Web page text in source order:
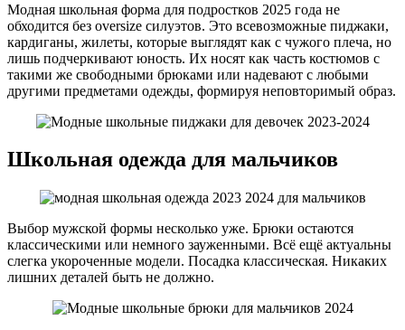
Модная школьная форма для подростков 2025 года не
обходится без oversize силуэтов. Это всевозможные пиджаки,
кардиганы, жилеты, которые выглядят как с чужого плеча, но
лишь подчеркивают юность. Их носят как часть костюмов с
такими же свободными брюками или надевают с любыми
другими предметами одежды, формируя неповторимый образ.
Школьная одежда для мальчиков
Выбор мужской формы несколько уже. Брюки остаются
классическими или немного зауженными. Всё ещё актуальны
слегка укороченные модели. Посадка классическая. Никаких
лишних деталей быть не должно.